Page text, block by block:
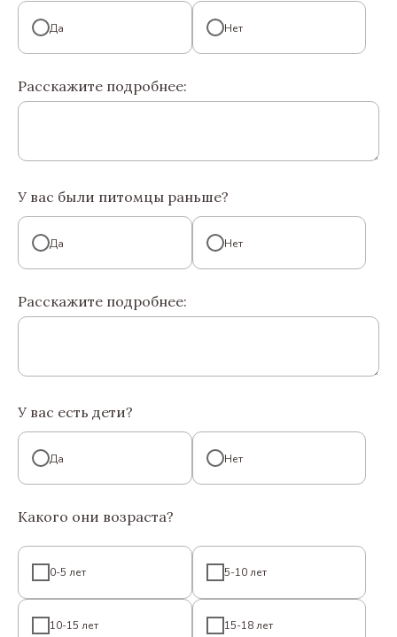
Да Нет
Расскажите подробнее:
У вас были питомцы раньше?
Да Нет
Расскажите подробнее:
У вас есть дети?
Да Нет
Какого они возраста?
0-5 лет 5-10 лет
10-15 лет 15-18 лет